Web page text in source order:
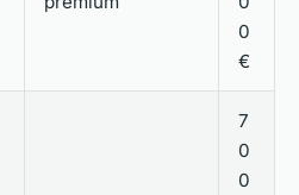
0
€
7
0
0